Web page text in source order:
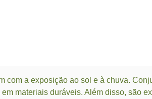
com a exposição ao sol e à chuva.
materiais duráveis. Além disso, são